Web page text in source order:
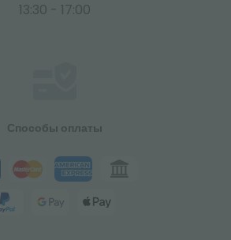
13:30 - 17:00
Способы оплаты